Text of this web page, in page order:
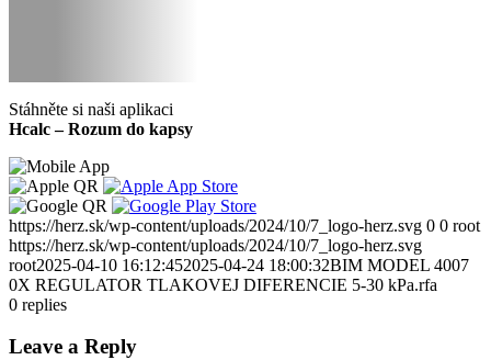
Stáhněte si naši aplikaci
Hcalc – Rozum do kapsy
https://herz.sk/wp-content/uploads/2024/10/7_logo-herz.svg 0 0 root
https://herz.sk/wp-content/uploads/2024/10/7_logo-herz.svg
root2025-04-10 16:12:452025-04-24 18:00:32BIM MODEL 4007
0X REGULATOR TLAKOVEJ DIFERENCIE 5-30 kPa.rfa
0 replies
Leave a Reply